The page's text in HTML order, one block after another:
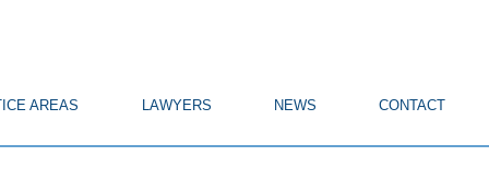
AREAS LAWYERS NEWS CONTACT